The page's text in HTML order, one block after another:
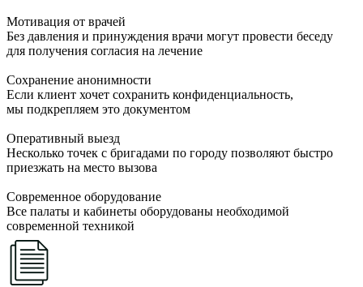
Мотивация от врачей
Без давления и принуждения врачи могут провести беседу
для получения согласия на лечение
Сохранение анонимности
Если клиент хочет сохранить конфиденциальность,
мы подкрепляем это документом
Оперативный выезд
Несколько точек с бригадами по городу позволяют быстро
приезжать на место вызова
Современное оборудование
Все палаты и кабинеты оборудованы необходимой
современной техникой